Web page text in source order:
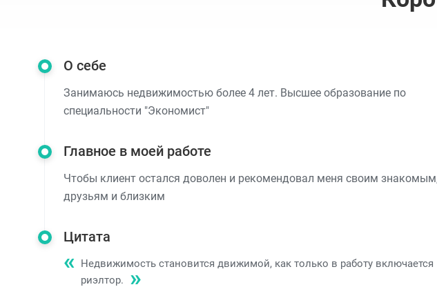
О себе
Занимаюсь недвижимостью более 4 лет. Высшее образование по
специальности "Экономист"
Главное в моей работе
Чтобы клиент остался доволен и рекомендовал меня своим
друзьям и близким
Цитата
Недвижимость становится движимой, как только в работу включается
риэлтор.